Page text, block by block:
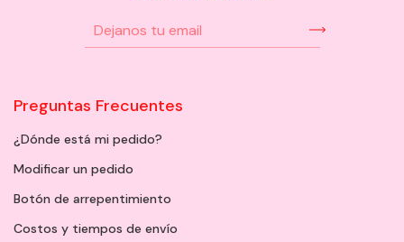
Preguntas Frecuentes
¿Dónde está mi pedido?
Modificar un pedido
Botón de arrepentimiento
Costos y tiempos de envío